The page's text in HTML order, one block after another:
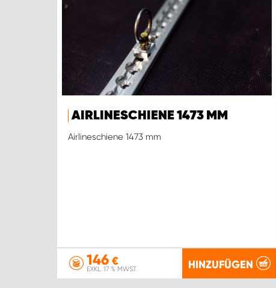
AIRLINESCHIENE 1473 MM
Airlineschiene 1473 mm
146 €
EXKL. 17 % MWST. HINZUFÜGEN